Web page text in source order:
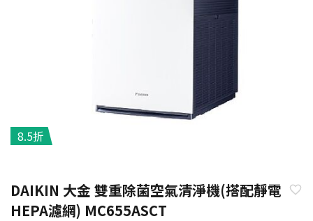
8.5折
DAIKIN 大金 雙重除菌空氣清淨機(搭配靜電
HEPA濾網) MC655ASCT